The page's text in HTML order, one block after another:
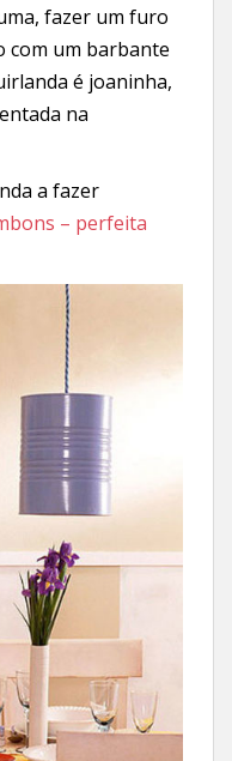
fazer um furo
com um barbante
é joaninha,
na
a fazer
– perfeita